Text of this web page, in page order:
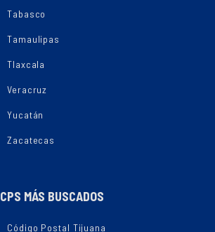
Tabasco
Tamaulipas
Tlaxcala
Veracruz
Yucatán
Zacatecas
CPS MÁS BUSCADOS
Código Postal Tijuana